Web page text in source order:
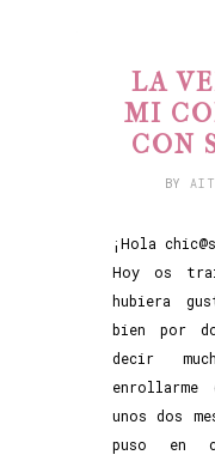
LA
MI
CON
BY
¡Hola
Hoy os
hubiera
bien por
decir
enrollarme
unos dos
puso en